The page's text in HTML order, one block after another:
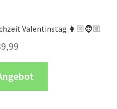
Valentinstag 👩🏼🧔🏼